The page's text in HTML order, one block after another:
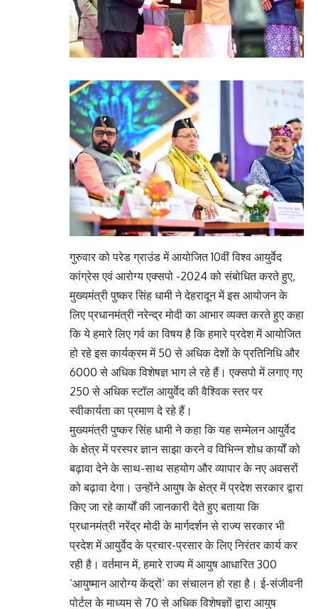
गुरुवार को परेड ग्राउंड में आयोजित 10वीं विश्व आयुर्वेद
कांग्रेस एवं आरोग्य एक्सपो -2024 को संबोधित करते हुए,
मुख्यमंत्री पुष्कर सिंह धामी ने देहरादून में इस आयोजन के
लिए प्रधानमंत्री नरेन्द्र मोदी का आभार व्यक्त करते हुए कहा
कि ये हमारे लिए गर्व का विषय है कि हमारे प्रदेश में आयोजित
हो रहे इस कार्यक्रम में 50 से अधिक देशों के प्रतिनिधि और
6000 से अधिक विशेषज्ञ भाग ले रहे हैं। एक्सपो में लगाए गए
250 से अधिक स्टॉल आयुर्वेद की वैश्विक स्तर पर
स्वीकार्यता का प्रमाण दे रहे हैं।
मुख्यमंत्री पुष्कर सिंह धामी ने कहा कि यह सम्मेलन आयुर्वेद
के क्षेत्र में परस्पर ज्ञान साझा करने व विभिन्न शोध कार्यों को
बढ़ावा देने के साथ-साथ सहयोग और व्यापार के नए अवसरों
को बढ़ावा देगा। उन्होंने आयुष के क्षेत्र में प्रदेश सरकार द्वारा
किए जा रहे कार्यों की जानकारी देते हुए बताया कि
प्रधानमंत्री नरेंद्र मोदी के मार्गदर्शन से राज्य सरकार भी
प्रदेश में आयुर्वेद के प्रचार-प्रसार के लिए निरंतर कार्य कर
रही है। वर्तमान में, हमारे राज्य में आयुष आधारित 300
‘आयुष्मान आरोग्य केंद्रों’ का संचालन हो रहा है। ई-संजीवनी
पोर्टल के माध्यम से 70 से अधिक विशेषज्ञों द्वारा आयुष